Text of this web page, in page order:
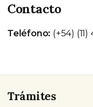
Contacto
Teléfono: (+54)
Trámites